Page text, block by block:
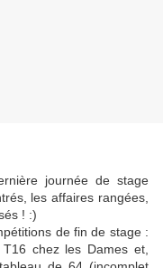
journée de stage
les affaires rangées,
! :)
de fin de stage :
chez les Dames et,